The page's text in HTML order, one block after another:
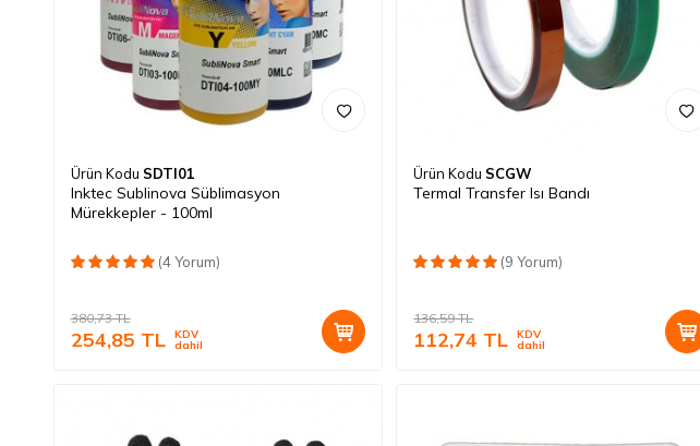
Ürün Kodu SDTI01
Inktec Sublinova Süblimasyon
Mürekkepler - 100ml
(4 Yorum)
380,73TL
254,85 TL KDV
dahil
Ürün Kodu SCGW
Termal Transfer Isı Bandı
(9 Yorum)
136,59TL
112,74 TL KDV
dahil